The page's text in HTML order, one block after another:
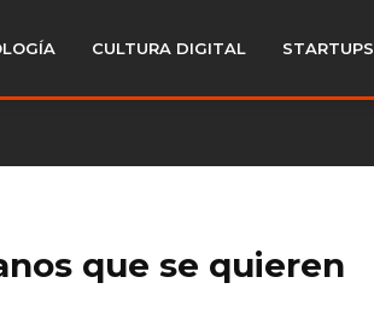
CULTURA DIGITAL STARTUPS
que se quieren